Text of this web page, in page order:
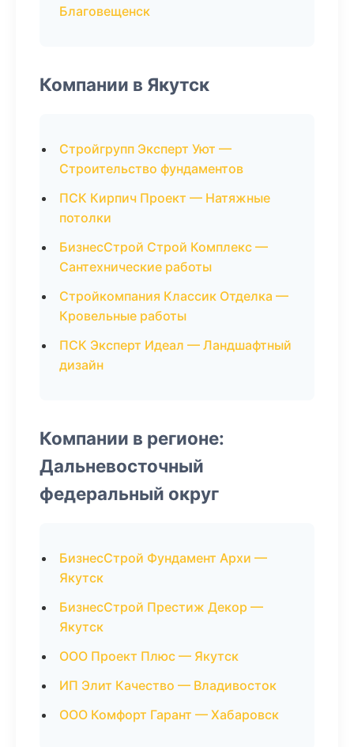
Благовещенск
Компании в Якутск
Стройгрупп Эксперт Уют —
Строительство фундаментов
ПСК Кирпич Проект — Натяжные
потолки
БизнесСтрой Строй Комплекс —
Сантехнические работы
Стройкомпания Классик Отделка —
Кровельные работы
ПСК Эксперт Идеал — Ландшафтный
дизайн
Компании в регионе:
Дальневосточный
федеральный округ
БизнесСтрой Фундамент Архи —
Якутск
БизнесСтрой Престиж Декор —
Якутск
ООО Проект Плюс — Якутск
ИП Элит Качество — Владивосток
ООО Комфорт Гарант — Хабаровск